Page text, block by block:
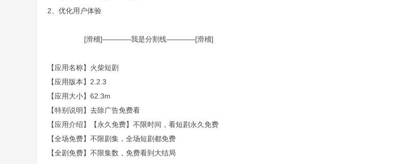
2、优化用户体验
[滑稽]————我是分割线————[滑稽]
【应用名称】火柴短剧
【应用版本】2.2.3
【应用大小】62.3m
【特别说明】去除广告免费看
【应用介绍】【永久免费】不限时间，看短剧永久免费
【全场免费】不限剧集，全场短剧都免费
【全剧免费】不限集数，免费看到大结局